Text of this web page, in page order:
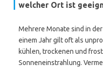
welcher Ort ist
Mehrere Monate sind in
einem Jahr gilt oft als
kühlen, trockenen und
Sonneneinstrahlung.